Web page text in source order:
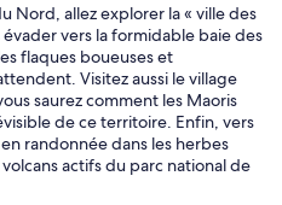
Nord, allez explorer la « ville des
vers la formidable baie des
flaques boueuses et
Visitez aussi le village
saurez comment les Maoris
de ce territoire. Enfin, vers
randonnée dans les herbes
actifs du parc national de